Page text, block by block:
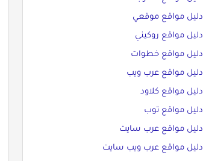
دليل مواقع موقعي
دليل مواقع روكيني
دليل مواقع خطوات
دليل مواقع عرب ويب
دليل مواقع كلاود
دليل مواقع توب
دليل مواقع عرب سايت
دليل مواقع عرب ويب سايت